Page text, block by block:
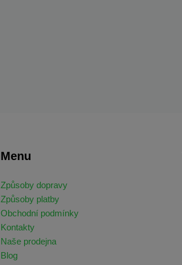
Menu
Způsoby dopravy
Způsoby platby
Obchodní podmínky
Kontakty
Naše prodejna
Blog